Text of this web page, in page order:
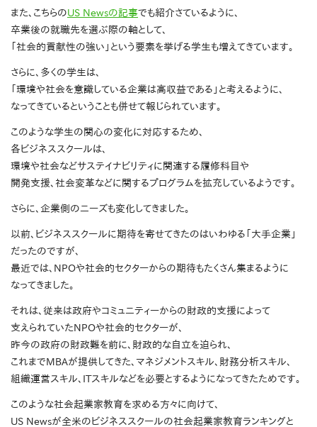
また、こちらのUS Newsの記事でも紹介さているように、
卒業後の就職先を選ぶ際の軸として、
「社会的貢献性の強い」という要素を挙げる学生も増えてきています。
さらに、多くの学生は、
「環境や社会を意識している企業は高収益である」と考えるように、
なってきているということも併せて報じられています。
このような学生の関心の変化に対応するため、
各ビジネススクールは、
環境や社会などサステイナビリティに関連する履修科目や
開発支援、社会変革などに関するプログラムを拡充しているようです。
さらに、企業側のニーズも変化してきました。
以前、ビジネススクールに期待を寄せてきたのはいわゆる「大手企業」
だったのですが、
最近では、NPOや社会的セクターからの期待もたくさん集まるように
なってきました。
それは、従来は政府やコミュニティーからの財政的支援によって
支えられていたNPOや社会的セクターが、
昨今の政府の財政難を前に、財政的な自立を迫られ、
これまでMBAが提供してきた、マネジメントスキル、財務分析スキル、
組織運営スキル、ITスキルなどを必要とするようになってきたためです。
このような社会起業家教育を求める方々に向けて、
US Newsが全米のビジネススクールの社会起業家教育ランキングと